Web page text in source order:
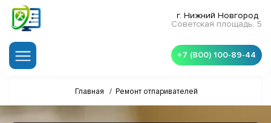
г. Нижний Новгород
Советская площадь, 5
+7 (800) 100-89-44
Главная / Ремонт отпаривателей